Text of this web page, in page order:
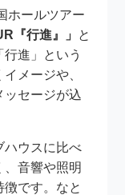
ホールツアー
『行進』」 と
進」という
メージや、
ッセージが込
ハウスに比べ
、音響や照明
です。なと